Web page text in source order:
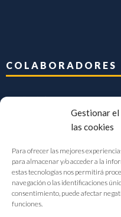
Gestionar
las cookies
Para ofrecer las mejores
para almacenar y/o acceder a la
estas tecnologías nos permitirá
navegación o las identificaciones
consentimiento, puede afectar
funciones.
COLABORADORES